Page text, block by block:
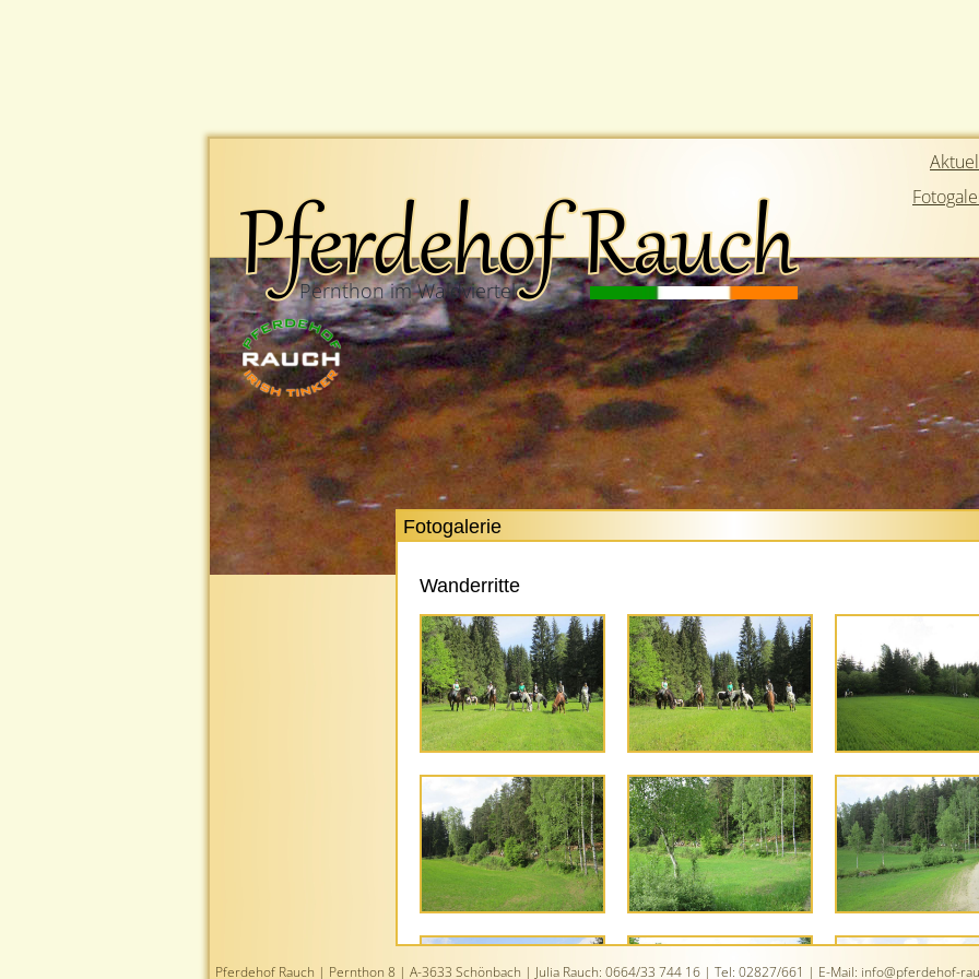
Pernthon im Waldviertel
überspringen
Fotogalerie
Wanderritte
Pferdehof Rauch | Pernthon 8 | A-3633 Schönbach | Julia Rauch: 0664/33 744 16 | Tel: 02827/661 | E-Mail: info@pferdehof-